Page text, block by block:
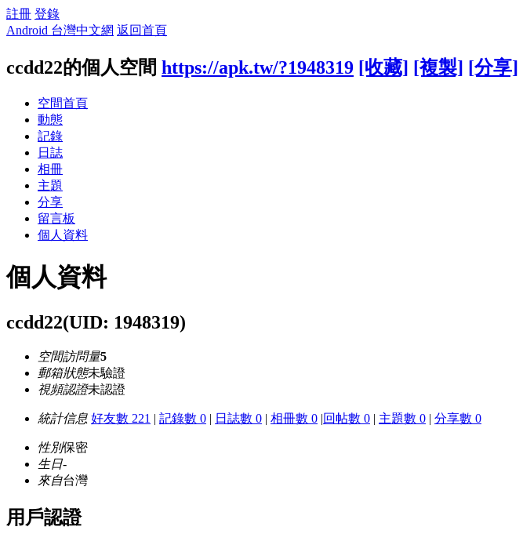
註冊 登錄
Android 台灣中文網 返回首頁
ccdd22的個人空間 https://apk.tw/?1948319 [收藏] [複製] [分享]
空間首頁
動態
記錄
日誌
相冊
主題
分享
留言板
個人資料
個人資料
ccdd22(UID: 1948319)
空間訪問量5
郵箱狀態未驗證
視頻認證未認證
統計信息 好友數 221 | 記錄數 0 | 日誌數 0 | 相冊數 0 |回帖數 0 | 主題數 0 | 分享數 0
性別保密
生日-
來自台灣
用戶認證